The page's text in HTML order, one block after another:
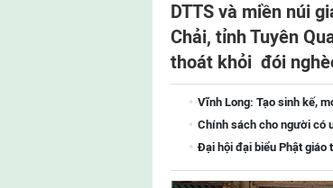
DTTS và miền núi
Chải, tỉnh Tuyên
thoát khỏi đói
Vĩnh Long: Tạo sinh kế,
Chính sách cho người có
Đại hội đại biểu Phật giáo